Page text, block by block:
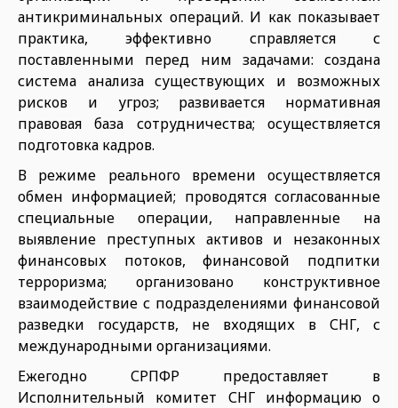
антикриминальных операций. И как показывает
практика, эффектив­но справляется с
поставленны­ми перед ним задачами: создана
система анализа существующих и возможных
рисков и угроз; раз­вивается нормативная
правовая база сотрудничества; осуществля­ется
подготовка кадров.
В режиме реального времени осуществляется
обмен информацией; проводятся согласованные
специальные операции, направленные на
выявление преступных активов и незаконных
финансо­вых потоков, финансовой подпит­ки
терроризма; организовано кон­структивное
взаимодействие с подразделениями финансовой
разведки государств, не входящих в СНГ, с
международными органи­зациями.
Ежегодно СРПФР предоставляет в
Исполнительный комитет СНГ информацию о